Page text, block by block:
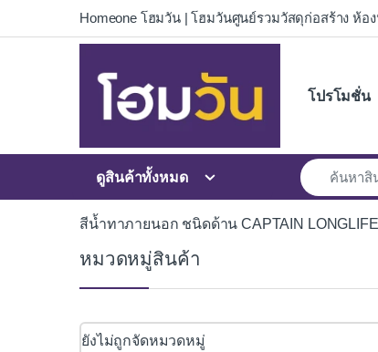
Skip to navigation
Skip to contentHomeone โฮมวัน | โฮมวันศูนย์รวมวัสดุก่อสร้าง ห้อ
โปรโมชั่น
ดูสินค้าทั้งหมด
สีน้ำทาภายนอก ชนิดด้าน CAPTAIN LONGLIFE
หมวดหมู่สินค้า
ยังไม่ถูกจัดหมวดหมู่